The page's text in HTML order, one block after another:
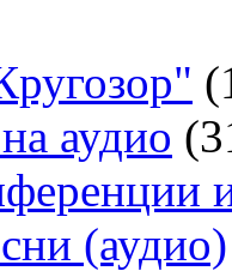
аудио
(аудио)